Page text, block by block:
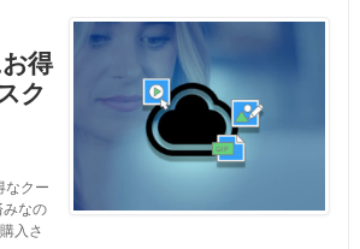
得
ク
なクー
みなの
入さ